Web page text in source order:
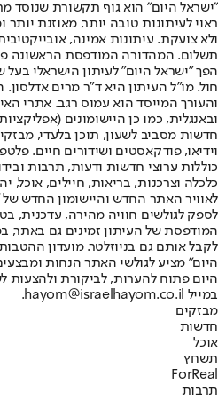
"ישראל היום" הוא גוף תקשורת שנוסד
ראוי לעיתונות טובה יותר, מאוזנת
ולא צועקת. עיתונות אמינה,
הפך "ישראל היום" לעיתון הישראלי
חול. מו"ל העיתון היא ד"ר מרים
והעורך המייסד הוא עמוס רגב. אתרי
חדשות מסביב לשעון, תוכן בלעדי,
וידיאו, פודקאסטים ושידורים חיים.
כוללות ערוצי חדשות ודעות, תרבות
לאוויר האתר החדש והיישומון החדש
לספק לגולשים חוויה מהירה, עדכנית,
המודפסת של העיתון זמינים גם באתר,
לקבל אותם גם בניוזלטר. מועדון
היום" מציע לגולשי האתר הנחות
היום פתוח להערות, לביקורת ולהצעות
במייל hayom@israelhayom.co.il.
מבזקים
חדשות
אוכל
תשחץ
ForReal
תרבות